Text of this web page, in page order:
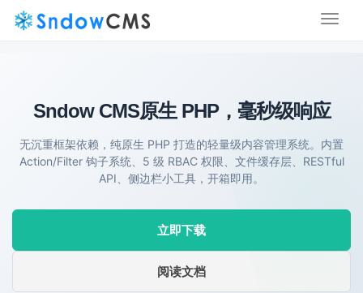
Sndow CMS原生 PHP，毫秒级响应
无沉重框架依赖，纯原生 PHP 打造的轻量级内容管理系统。内置
Action/Filter 钩子系统、5 级 RBAC 权限、文件缓存层、RESTful
API、侧边栏小工具，开箱即用。
立即下载
阅读文档